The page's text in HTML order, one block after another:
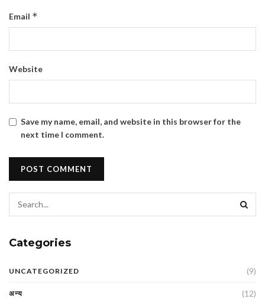
Email *
Website
Save my name, email, and website in this browser for the
next time I comment.
Categories
UNCATEGORIZED (9)
अन्य (12)